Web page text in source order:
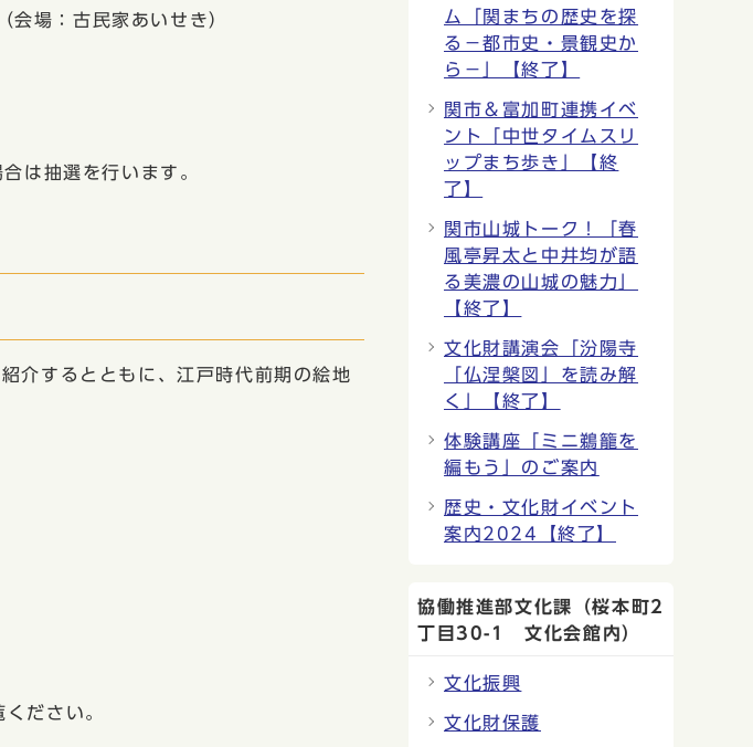
場：古民家あいせき）
は抽選を行います。
介するとともに、江戸時代前期の絵地
ください。
ム「関まちの歴史を探
る−都市史・景観史か
ら−」【終了】
関市＆富加町連携イベ
ント「中世タイムスリ
ップまち歩き」【終
了】
関市山城トーク！「春
風亭昇太と中井均が語
る美濃の山城の魅力」
【終了】
文化財講演会「汾陽寺
「仏涅槃図」を読み解
く」【終了】
体験講座「ミニ鵜籠を
編もう」のご案内
歴史・文化財イベント
案内2024【終了】
協働推進部文化課（桜本町2
丁目30-1 文化会館内）
文化振興
文化財保護